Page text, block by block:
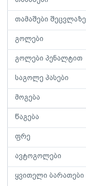
თამაშები შეცვლაზე
გოლები
გოლები პენალტით
საგოლე პასები
მოგება
წაგება
ფრე
ავტოგოლები
ყვითელი ბარათები